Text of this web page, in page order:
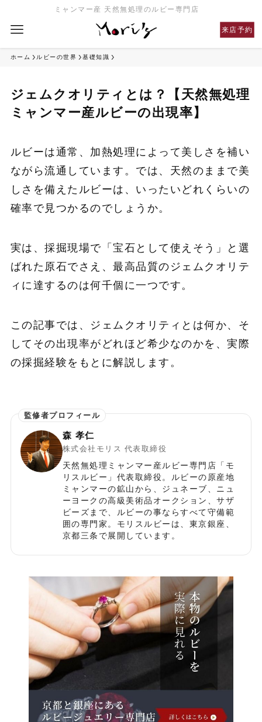
ミャンマー産 天然無処理のルビー専門店
来店予約
ホーム ルビーの世界 基礎知識
ジェムクオリティとは？【天然無処理
ミャンマー産ルビーの出現率】
ルビーは通常、加熱処理によって美しさを補い
ながら流通しています。では、天然のままで美
しさを備えたルビーは、いったいどれくらいの
確率で見つかるのでしょうか。
実は、採掘現場で「宝石として使えそう」と選
ばれた原石でさえ、最高品質のジェムクオリテ
ィに達するのは何千個に一つです。
この記事では、ジェムクオリティとは何か、そ
してその出現率がどれほど希少なのかを、実際
の採掘経験をもとに解説します。
森 孝仁
株式会社モリス 代表取締役
天然無処理ミャンマー産ルビー専門店「モ
リスルビー」代表取締役。ルビーの原産地
ミャンマーの鉱山から、ジュネーブ、ニュ
ーヨークの高級美術品オークション、サザ
ビーズまで、ルビーの事ならすべて守備範
囲の専門家。モリスルビーは、東京銀座、
京都三条で展開しています。